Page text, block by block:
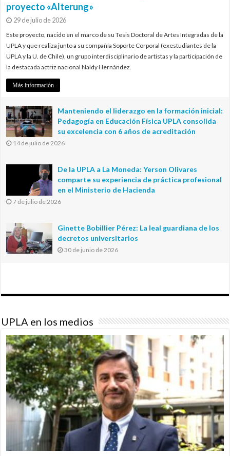
proyecto «Alterung»
29 de julio de 2026
Este proyecto, nacido en el marco de su Tesis Doctoral de Artes Integradas de la
UPLA y que realiza junto a su compañía Soporte Corporal (exestudiantes de la
UPLA y la U. de Chile), un grupo interdisciplinario de artistas y la participación de
la destacada actriz nacional Naldy Hernández.
Más información
Manteniendo el liderazgo en la formación inicial:
Pedagogía en Educación Física UPLA consolida
su excelencia con 6 años de acreditación
14 de julio de 2026
De la UPLA a La Moneda: Yerson Olivares
comparte su experiencia de práctica profesional
en el Ministerio de Hacienda
7 de julio de 2026
Ginette Bobillier Pérez: La leal guardiana de los
decretos universitarios
30 de junio de 2026
UPLA en los medios